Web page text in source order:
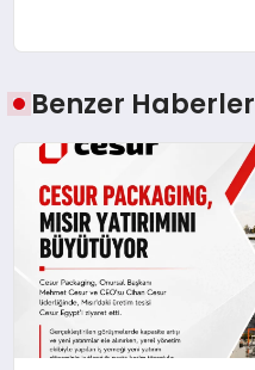
Benzer Haberler